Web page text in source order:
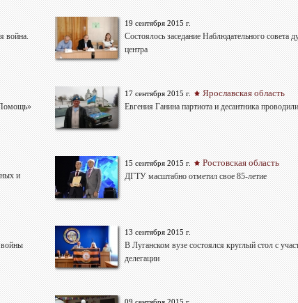
война.
19 сентября 2015 г.
Состоялось заседание Наблюдательного совета
центра
17 сентября 2015 г. Ярославская область
Евгения Ганина партиота и десантника
и
15 сентября 2015 г. Ростовская область
ДГТУ масштабно отметил свое 85-летие
войны
13 сентября 2015 г.
В Луганском вузе состоялся круглый стол с
делегации